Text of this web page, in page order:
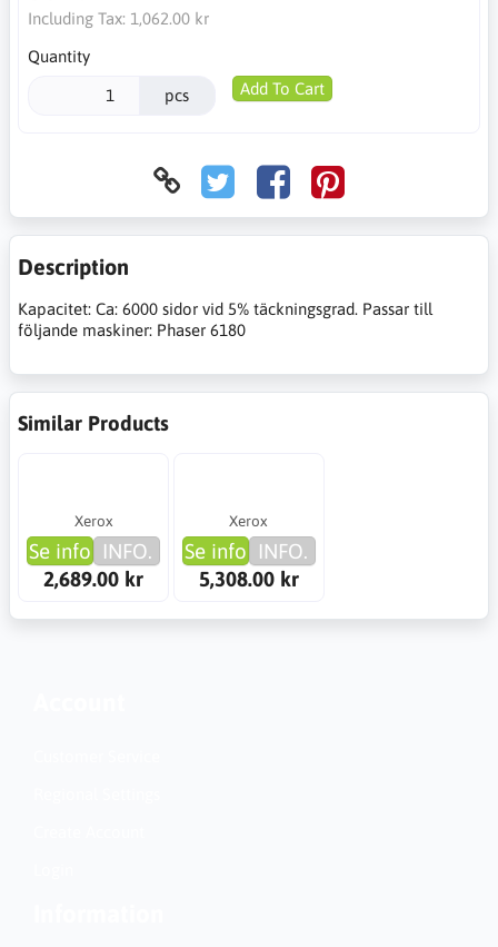
Including Tax: 1,062.00 kr
Quantity
pcs Add To Cart
Description
Kapacitet: Ca: 6000 sidor vid 5% täckningsgrad. Passar till
följande maskiner: Phaser 6180
Similar Products
Xerox
Se info INFO.
2,689.00 kr
Xerox
Se info INFO.
5,308.00 kr